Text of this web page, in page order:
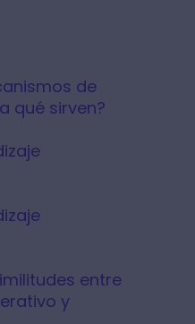
de
qué sirven?
entre
y